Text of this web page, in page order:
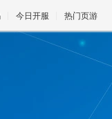
今日开服 热门页游